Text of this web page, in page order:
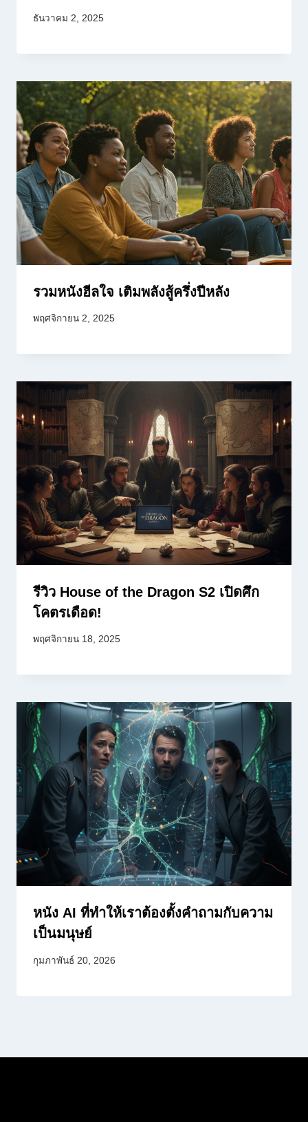
ธันวาคม 2, 2025
รวมหนังฮีลใจ เติมพลังสู้ครึ่งปีหลัง
พฤศจิกายน 2, 2025
รีวิว House of the Dragon S2 เปิดศึก
โคตรเดือด!
พฤศจิกายน 18, 2025
หนัง AI ที่ทำให้เราต้องตั้งคำถามกับความ
เป็นมนุษย์
กุมภาพันธ์ 20, 2026